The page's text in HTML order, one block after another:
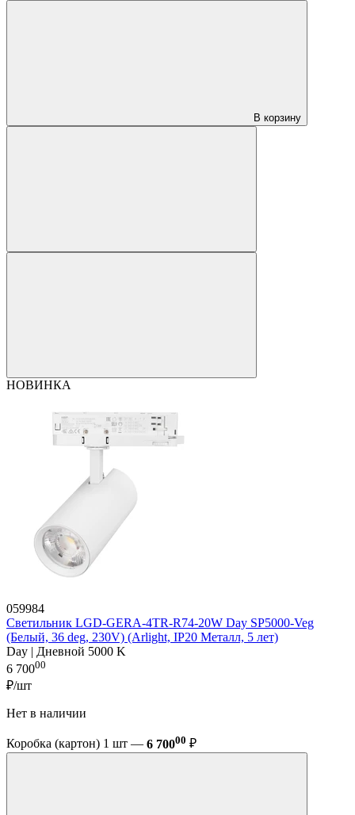
В корзину
НОВИНКА
059984
Светильник LGD-GERA-4TR-R74-20W Day SP5000-Veg
(Белый, 36 deg, 230V) (Arlight, IP20 Металл, 5 лет)
Day | Дневной 5000 K
6 70000
₽/шт
Нет в наличии
Коробка (картон) 1 шт — 6 70000 ₽